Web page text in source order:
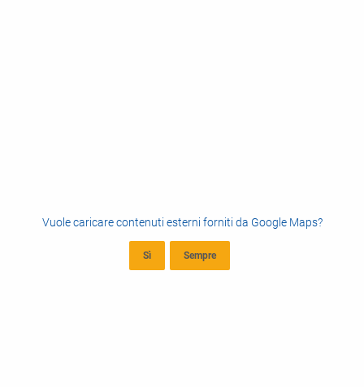
Vuole caricare contenuti esterni forniti da Google Maps?
Sì Sempre